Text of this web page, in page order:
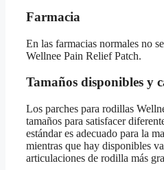
Farmacia
En las farmacias normales no
Wellnee Pain Relief Patch.
Tamaños disponibles y
Los parches para rodillas
tamaños para satisfacer
estándar es adecuado para la
mientras que hay disponibles
articulaciones de rodilla más